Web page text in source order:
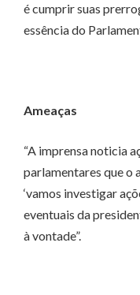
é cumprir suas
essência do
Ameaças
“A imprensa noticia
parlamentares que o
‘vamos investigar
eventuais da
à vontade”.